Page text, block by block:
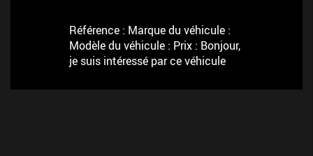
Référence : Marque du véhicule :
Modèle du véhicule : Prix : Bonjour,
je suis intéressé par ce véhicule